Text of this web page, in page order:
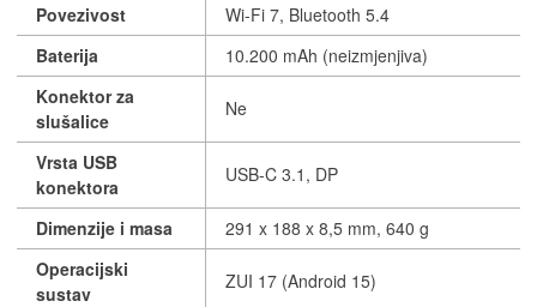
Povezivost
Wi-Fi 7, Bluetooth 5.4
Baterija
10.200 mAh (neizmjenjiva)
Konektor za
slušalice
Ne
Vrsta USB
konektora
USB-C 3.1, DP
Dimenzije i masa
291 x 188 x 8,5 mm, 640 g
Operacijski
sustav
ZUI 17 (Android 15)